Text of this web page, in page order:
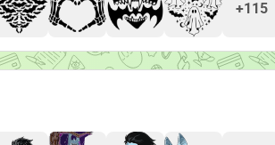
+115